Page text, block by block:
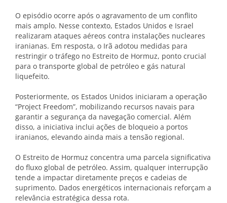
O episódio ocorre após o agravamento de um conflito
mais amplo. Nesse contexto, Estados Unidos e Israel
realizaram ataques aéreos contra instalações nucleares
iranianas. Em resposta, o Irã adotou medidas para
restringir o tráfego no Estreito de Hormuz, ponto crucial
para o transporte global de petróleo e gás natural
liquefeito.
Posteriormente, os Estados Unidos iniciaram a operação
“Project Freedom”, mobilizando recursos navais para
garantir a segurança da navegação comercial. Além
disso, a iniciativa inclui ações de bloqueio a portos
iranianos, elevando ainda mais a tensão regional.
O Estreito de Hormuz concentra uma parcela significativa
do fluxo global de petróleo. Assim, qualquer interrupção
tende a impactar diretamente preços e cadeias de
suprimento. Dados energéticos internacionais reforçam a
relevância estratégica dessa rota.